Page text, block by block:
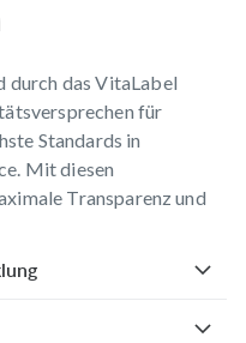
das VitaLabel
für
Standards in
Mit diesen
Transparenz und